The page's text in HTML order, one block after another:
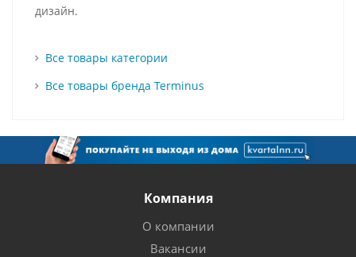
дизайн.
Все товары категории
Все товары бренда Terminus
Компания
О компании
Вакансии